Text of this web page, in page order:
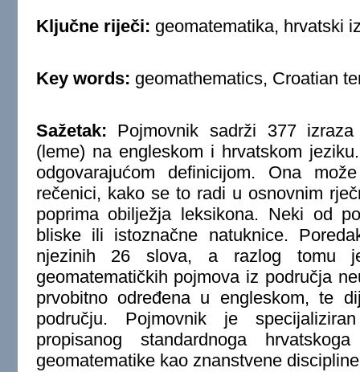
Ključne riječi: geomatematika, hrvatski
Key words: geomathematics, Croatian
Sažetak: Pojmovnik sadrži 377
(leme) na engleskom i hrvatskom
odgovarajućom definicijom. Ona
rečenici, kako se to radi u osnovnim
poprima obilježja leksikona. Neki od
bliske ili istoznačne natuknice.
njezinih 26 slova, a razlog tomu
geomatematičkih pojmova iz područja
prvobitno određena u engleskom, te
području. Pojmovnik je
propisanog standardnoga
geomatematike kao znanstvene